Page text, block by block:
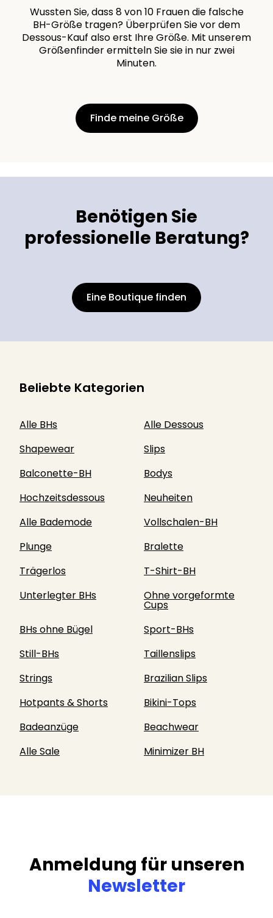
Wussten Sie, dass 8 von 10 Frauen die falsche
BH-Größe tragen? Überprüfen Sie vor dem
Dessous-Kauf also erst Ihre Größe. Mit unserem
Größenfinder ermitteln Sie sie in nur zwei
Minuten.
Finde meine Größe
Benötigen Sie
professionelle Beratung?
Eine Boutique finden
Beliebte Kategorien
Alle BHs
Alle Dessous
Shapewear
Slips
Balconette-BH
Bodys
Hochzeitsdessous
Neuheiten
Alle Bademode
Vollschalen-BH
Plunge
Bralette
Trägerlos
T-Shirt-BH
Unterlegter BHs
Ohne vorgeformte
Cups
BHs ohne Bügel
Sport-BHs
Still-BHs
Taillenslips
Strings
Brazilian Slips
Hotpants & Shorts
Bikini-Tops
Badeanzüge
Beachwear
Alle Sale
Minimizer BH
Anmeldung für unseren
Newsletter